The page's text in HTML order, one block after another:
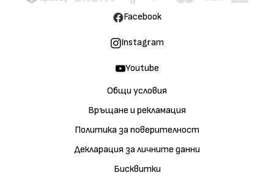
Общи условия
Връщане и рекламация
Политика за поверителност
Декларация за личните данни
Бисквитки
Facebook
Instagram
Youtube